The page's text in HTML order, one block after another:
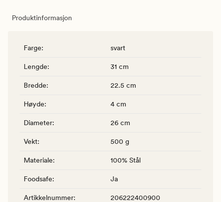
Produktinformasjon
Farge: svart
Lengde: 31 cm
Bredde: 22.5 cm
Høyde: 4 cm
Diameter: 26 cm
Vekt: 500 g
Materiale: 100% Stål
Foodsafe: Ja
Artikkelnummer: 206222400900